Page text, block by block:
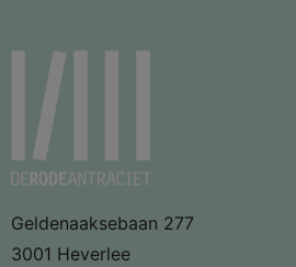
Geldenaaksebaan 277
3001 Heverlee